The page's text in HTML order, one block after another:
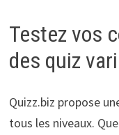
Testez vos
des quiz
Quizz.biz propose
tous les niveaux.